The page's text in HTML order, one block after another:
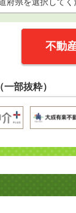
不動
部抜粋）